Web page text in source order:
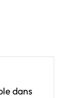
dans